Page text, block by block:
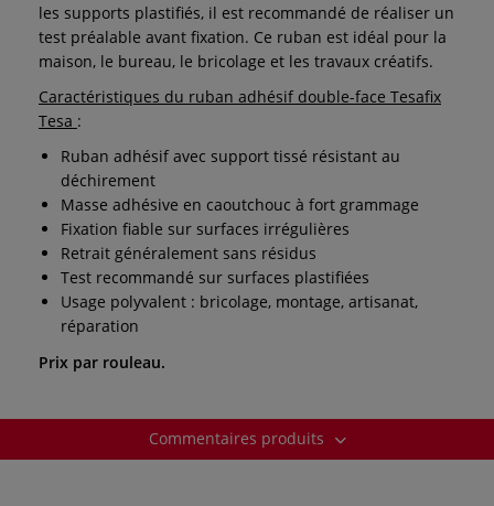
les supports plastifiés, il est recommandé de réaliser un
test préalable avant fixation. Ce ruban est idéal pour la
maison, le bureau, le bricolage et les travaux créatifs.
Caractéristiques du ruban adhésif double-face Tesafix
Tesa :
Ruban adhésif avec support tissé résistant au
déchirement
Masse adhésive en caoutchouc à fort grammage
Fixation fiable sur surfaces irrégulières
Retrait généralement sans résidus
Test recommandé sur surfaces plastifiées
Usage polyvalent : bricolage, montage, artisanat,
réparation
Prix par rouleau.
Commentaires produits